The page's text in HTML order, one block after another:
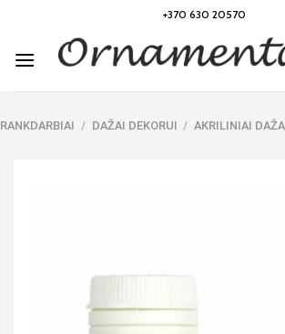
content
+370 630 20570
RANKDARBIAI / DAŽAI DEKORUI / AKRILINIAI